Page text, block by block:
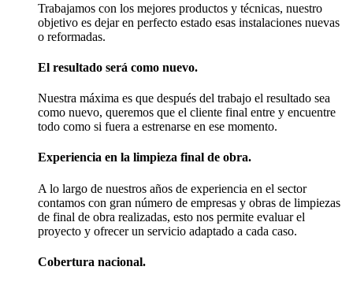
Trabajamos con los mejores productos y técnicas, nuestro
objetivo es dejar en perfecto estado esas instalaciones nuevas
o reformadas.
El resultado será como nuevo.
Nuestra máxima es que después del trabajo el resultado sea
como nuevo, queremos que el cliente final entre y encuentre
todo como si fuera a estrenarse en ese momento.
Experiencia en la limpieza final de obra.
A lo largo de nuestros años de experiencia en el sector
contamos con gran número de empresas y obras de limpiezas
de final de obra realizadas, esto nos permite evaluar el
proyecto y ofrecer un servicio adaptado a cada caso.
Cobertura nacional.